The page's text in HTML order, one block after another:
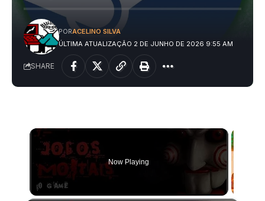
ÚLTIMA ATUALIZAÇÃO 2 DE JUNHO DE 2026 9:55 AM
PORACELINO SILVA
SHARE
Now Playing